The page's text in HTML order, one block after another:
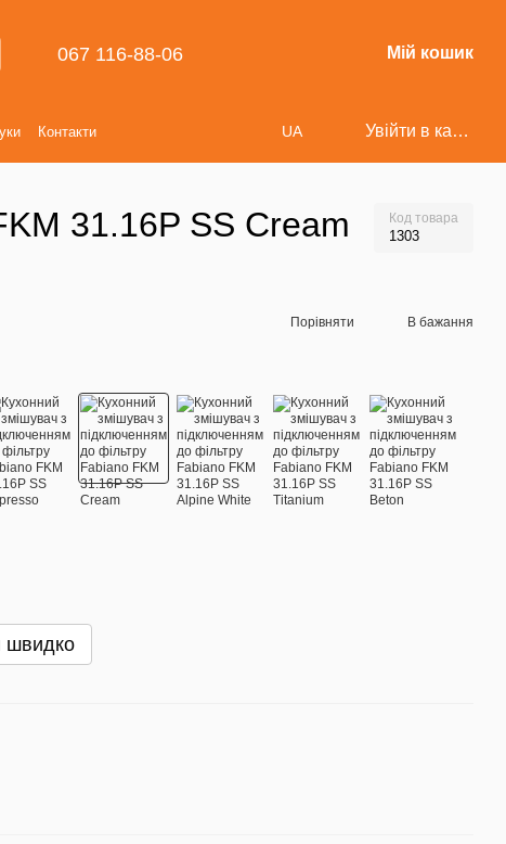
067 116-88-06 Мій кошик
Контакти UA Увійти в кабінет
31.16P SS Cream Код товара
1303
Порівняти В бажання
швидко